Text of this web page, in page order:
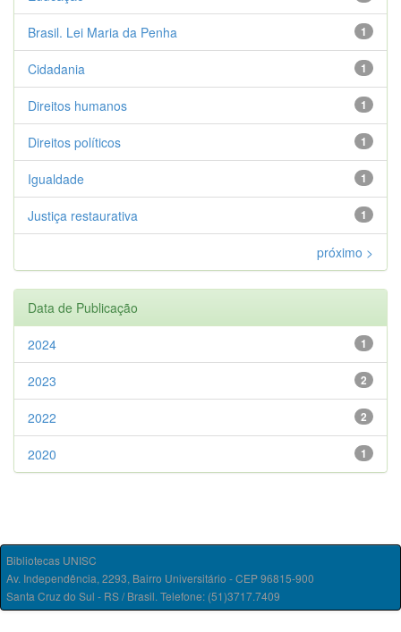
1
Brasil. Lei Maria da Penha
1
Cidadania
1
Direitos humanos
1
Direitos políticos
1
Igualdade
1
Justiça restaurativa
próximo >
Data de Publicação
1
2024
2
2023
2
2022
1
2020
Bibliotecas UNISC
Av. Independência, 2293, Bairro Universitário - CEP 96815-900
Santa Cruz do Sul - RS / Brasil. Telefone: (51)3717.7409